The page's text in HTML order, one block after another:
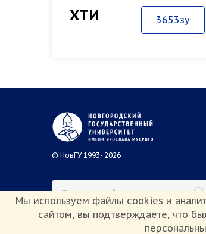
ХТИ 3653зу
© НовГУ 1993- 2026
Мы используем файлы cookies и
сайтом, вы подтверждаете, что